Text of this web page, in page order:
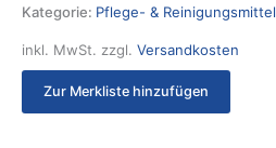
Kategorie: Pflege- & Reinigungsmittel
inkl. MwSt. zzgl. Versandkosten
Zur Merkliste hinzufügen